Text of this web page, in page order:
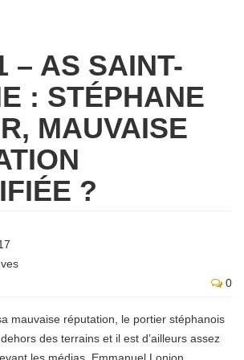
– AS SAINT-
: STÉPHANE
MAUVAISE
?
0
mauvaise réputation, le portier stéphanois
des terrains et il est d’ailleurs assez